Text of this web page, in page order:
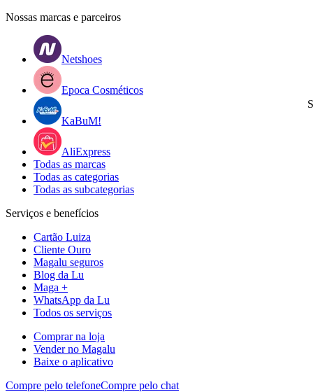
Nossas marcas e parceiros
Netshoes
Epoca Cosméticos
KaBuM!
AliExpress
Todas as marcas
Todas as categorias
Todas as subcategorias
Serviços e benefícios
Cartão Luiza
Cliente Ouro
Magalu seguros
Blog da Lu
Maga +
WhatsApp da Lu
Todos os serviços
Comprar na loja
Vender no Magalu
Baixe o aplicativo
Compre pelo telefoneCompre pelo chat